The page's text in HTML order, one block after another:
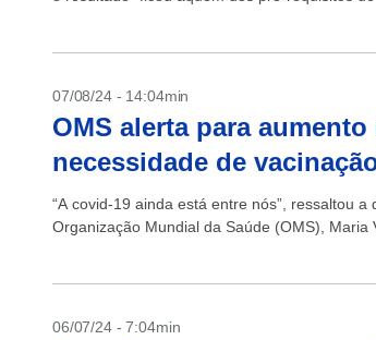
07/08/24 - 14:04min
OMS alerta para
necessidade de
“A covid-19 ainda está entre nós”, ressaltou
Organização Mundial da Saúde (OMS), Maria
06/07/24 - 7:04min